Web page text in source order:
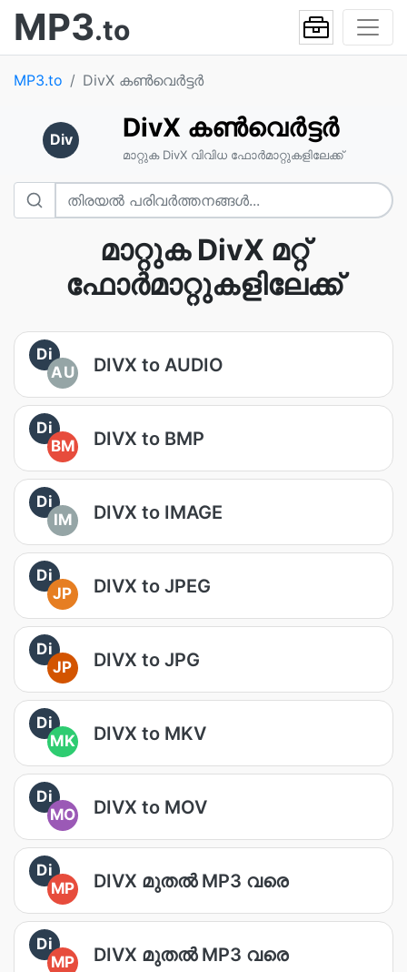
MP3.to
MP3.to DivX കൺവെർട്ടർ
Div DivX കൺവെർട്ടർ
മാറ്റുക DivX വിവിധ ഫോർമാറ്റുകളിലേക്ക്
മാറ്റുക DivX മറ്റ്
ഫോർമാറ്റുകളിലേക്ക്
Di
AU
DIVX to AUDIO
Di
BM
DIVX to BMP
Di
IM
DIVX to IMAGE
Di
JP
DIVX to JPEG
Di
JP
DIVX to JPG
Di
MK
DIVX to MKV
Di
MO
DIVX to MOV
Di
MP
DIVX മുതൽ MP3 വരെ
Di
MP
DIVX മുതൽ MP3 വരെ